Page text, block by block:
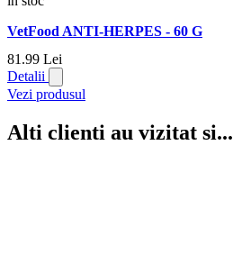
VetFood ANTI-HERPES - 60 G
81.99 Lei
Detalii
Vezi produsul
Alti clienti au vizitat si...